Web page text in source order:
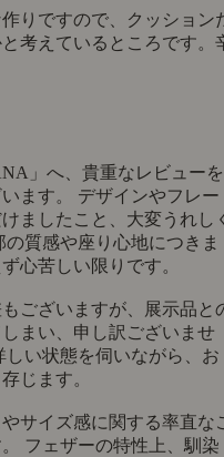
りですので、クッション
考えているところです。
」へ、貴重なレビューを
ます。 デザインやフレー
ましたこと、大変うれし
質感や座り心地につきま
心苦しい限りです。
ございますが、展示品と
まい、申し訳ございませ
い状態を伺いながら、お
じます。
サイズ感に関する率直な
フェザーの特性上、馴染